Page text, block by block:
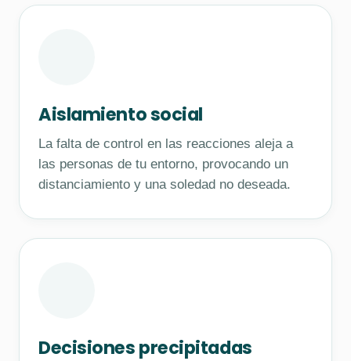
Aislamiento social
La falta de control en las reacciones aleja a
las personas de tu entorno, provocando un
distanciamiento y una soledad no deseada.
Decisiones precipitadas